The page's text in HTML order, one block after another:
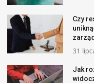
Czy
31
Jak